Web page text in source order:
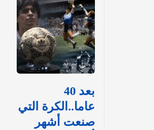
بعد 40
عاما..الكرة التي
صنعت أشهر